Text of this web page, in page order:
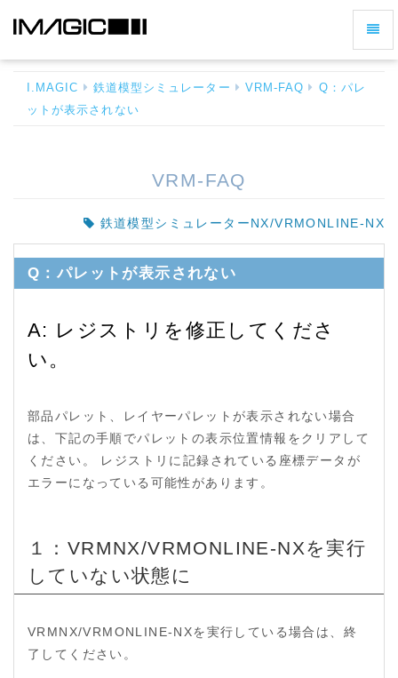
レ
ッ
い
へ
戻
ナ
ビ
り
I.MAGIC 鉄道模型シミュレーター VRM-FAQ
Q：パレ
ットが表示されない
VRM-FAQ
鉄道模型シミュレーターNX/VRMONLINE-NX
Q：パレットが表示されない
A: レジストリを修正してくださ
い。
部品パレット、レイヤーパレットが表示されない場合
は、下記の手順でパレットの表示位置情報をクリアして
ください。 レジストリに記録されている座標データが
エラーになっている可能性があります。
１：VRMNX/VRMONLINE-NXを実行
していない状態に
VRMNX/VRMONLINE-NXを実行している場合は、終
了してください。